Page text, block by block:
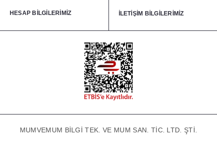
HESAP BİLGİLERİMİZ İLETİŞİM BİLGİLERİMİZ
MUMVEMUM BİLGİ TEK. VE MUM SAN. TİC. LTD. ŞTİ.